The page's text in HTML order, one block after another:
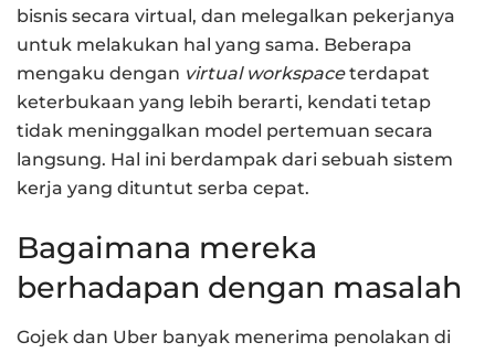
bisnis secara virtual, dan melegalkan pekerjanya
untuk melakukan hal yang sama. Beberapa
mengaku dengan virtual workspaceterdapat
keterbukaan yang lebih berarti, kendati tetap
tidak meninggalkan model pertemuan secara
langsung. Hal ini berdampak dari sebuah sistem
kerja yang dituntut serba cepat.
Bagaimana mereka
berhadapan dengan masalah
Gojek dan Uber banyak menerima penolakan di